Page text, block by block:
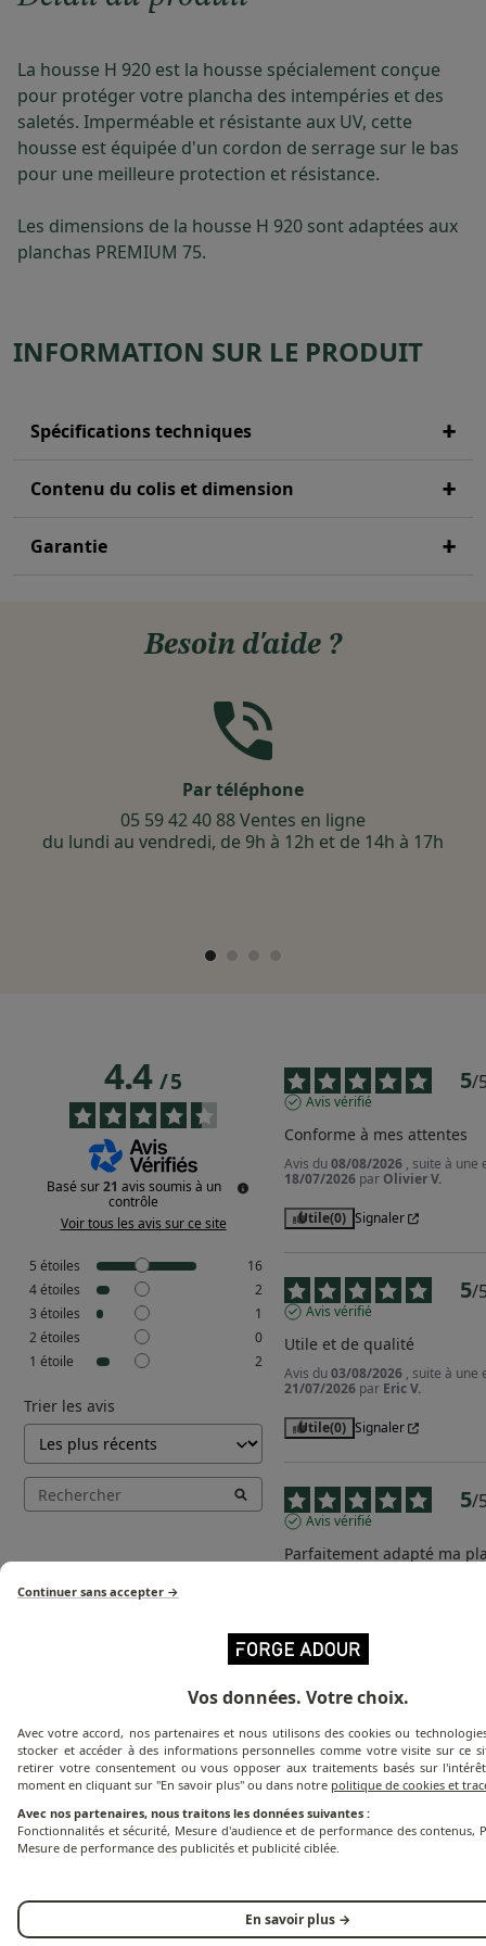
La housse H 920 est la housse spécialement conçue
pour protéger votre plancha des intempéries et des
saletés. Imperméable et résistante aux UV, cette
housse est équipée d'un cordon de serrage sur le bas
pour une meilleure protection et résistance.
Les dimensions de la housse H 920 sont adaptées aux
planchas PREMIUM 75.
INFORMATION SUR LE PRODUIT
Spécifications techniques
Contenu du colis et dimension
Garantie
Besoin d'aide ?
Par téléphone
05 59 42 40 88 Ventes en ligne
du lundi au vendredi, de 9h à 12h et de 14h à 17h
4.4/5
Basé sur21 avis soumis à un
contrôle
Voir tous les avis sur ce site
5 étoiles
16
4étoiles
2
3 étoiles
1
2 étoiles
0
1 étoile 2
Trier les avis
5/
Avis vérifié
Conforme à mes attentes
Avis du08/08/2026 , suite à une
18/07/2026 par Olivier V.
Utile(0) Signaler
5/
Avis vérifié
Utile et de qualité
Avis du03/08/2026 , suite à une
21/07/2026 par Eric V.
Utile(0) Signaler
5/
Avis vérifié
Parfaitement adapté ma
21/06/2026par
Réponse de
www.forgeadour.com
Bonjour,
Merci beaucoup
retour, nous
que votre
positive.
travail artisanal et
Bien cordialement.
L’équipe forgeadour
Continuer sans accepter →
Vos données. Votre choix.
Avec votre accord, nos partenaires et nous utilisons des cookies ou
stocker et accéder à des informations personnelles comme votre visite sur ce
retirer votre consentement ou vous opposer aux traitements basés sur
moment en cliquant sur "En savoir plus" ou dans notre politique de cookies et
Avec nos partenaires, nous traitons les données suivantes :
Fonctionnalités et sécurité, Mesure d'audience et de performance des contenus,
Mesure de performance des publicités et publicité ciblée.
En savoir plus →